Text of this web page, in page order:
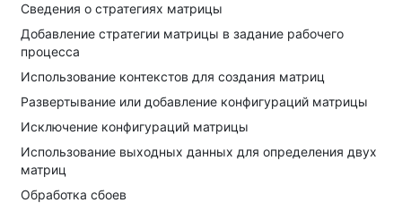
Сведения о стратегиях матрицы
Добавление стратегии матрицы в задание рабочего
процесса
Использование контекстов для создания матриц
Развертывание или добавление конфигураций матрицы
Исключение конфигураций матрицы
Использование выходных данных для определения двух
матриц
Обработка сбоев